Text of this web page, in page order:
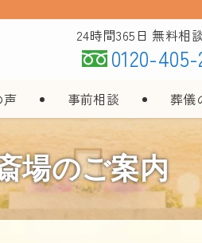
声 事前相談 葬儀
24時間365日 無料相
0120-405-
場のご案内